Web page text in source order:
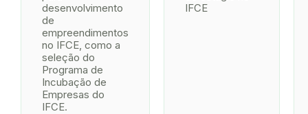
desenvolvimento
de
empreendimentos
no IFCE, como a
seleção do
Programa de
Incubação de
Empresas do
IFCE.
IFCE